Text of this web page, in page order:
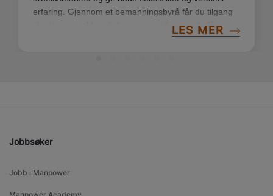
erfaring. Gjennom et bemanningsbyrå får du tilgang
til relevante jobbmuligheter, samtidig som du får
støtte og oppfølging på veien. Her er noen gode
LES MER
Jobbsøker
Jobb i Manpower